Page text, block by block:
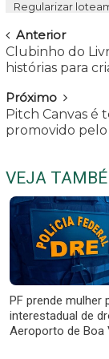
Regularizar
Navegar
Anterior
Clubinho do
histórias para
Próximo
Pitch Canvas é
promovido pelo
VEJA
PF prende mulher
interestadual de
Aeroporto de Boa